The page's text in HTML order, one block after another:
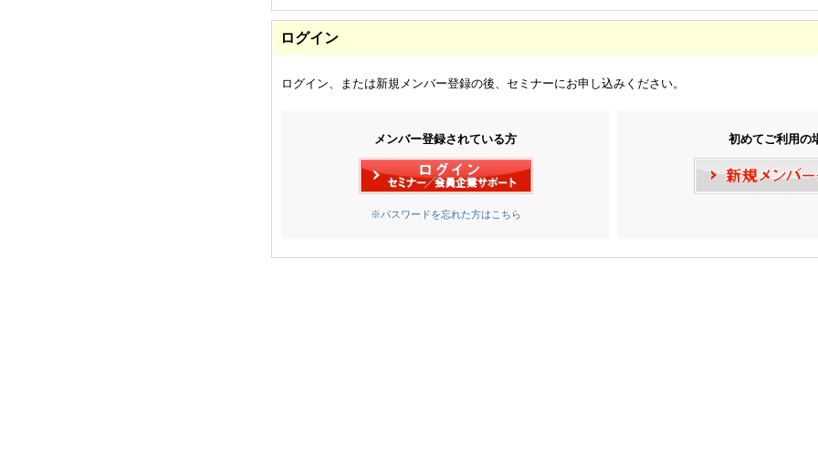
ログイン
ログイン、または新規メンバー登録の後、セミナーにお申し込みください。
メンバー登録されている方
※パスワードを忘れた方はこちら
初めてご利用の